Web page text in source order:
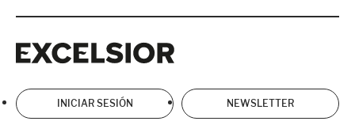
INICIAR SESIÓN NEWSLETTER